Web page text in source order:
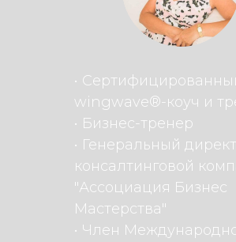
•
wingwave®-коуч и
• Бизнес-тренер
• Генеральный
консалтинговой
"Ассоциация Бизнес
Мастерства"
• Член